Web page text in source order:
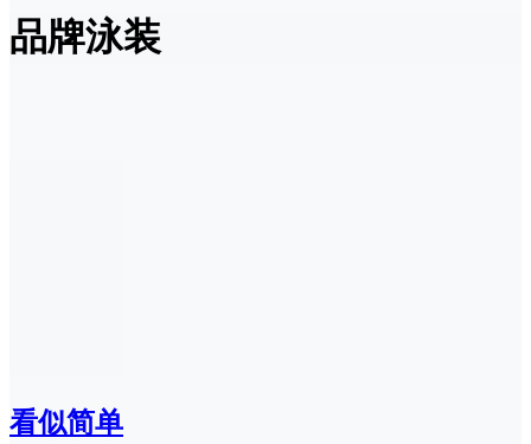
品牌泳装
看似简单